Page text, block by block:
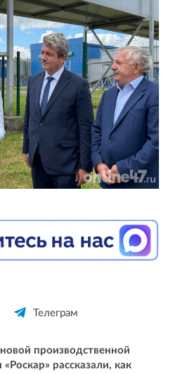
Телеграм
производственной
рассказали, как